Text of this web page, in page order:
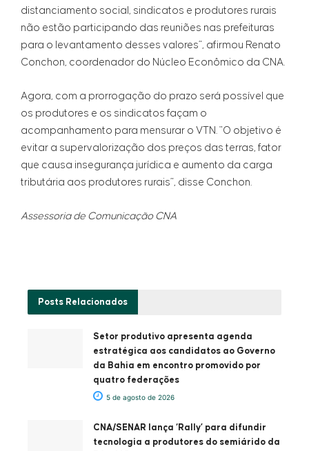
distanciamento social, sindicatos e produtores rurais
não estão participando das reuniões nas prefeituras
para o levantamento desses valores”, afirmou Renato
Conchon, coordenador do Núcleo Econômico da CNA.
Agora, com a prorrogação do prazo será possível que
os produtores e os sindicatos façam o
acompanhamento para mensurar o VTN. "O objetivo é
evitar a supervalorização dos preços das terras, fator
que causa insegurança jurídica e aumento da carga
tributária aos produtores rurais”, disse Conchon.
Assessoria de Comunicação CNA
Posts Relacionados
Setor produtivo apresenta agenda
estratégica aos candidatos ao Governo
da Bahia em encontro promovido por
quatro federações
5 de agosto de 2026
CNA/SENAR lança ‘Rally’ para difundir
tecnologia a produtores do semiárido da